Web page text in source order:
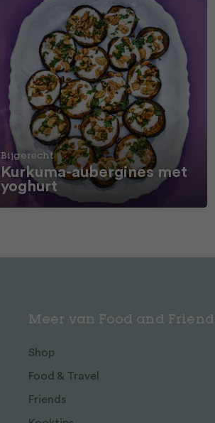
Bijgerecht
Kurkuma-aubergines met
yoghurt
Meer van Food and
Shop
Food & Travel
Friends